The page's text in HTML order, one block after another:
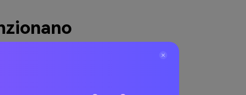
e creare
rispetto al